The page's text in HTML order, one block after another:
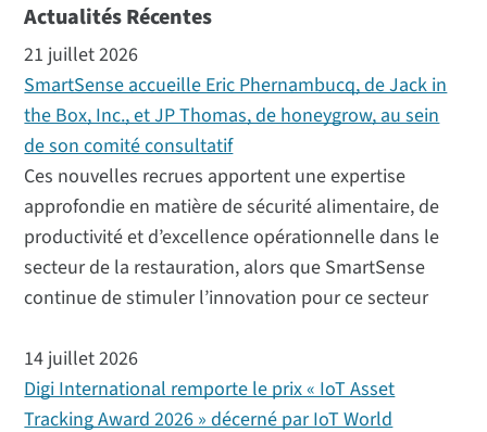
Actualités Récentes
21 juillet 2026
SmartSense accueille Eric Phernambucq, de Jack in
the Box, Inc., et JP Thomas, de honeygrow, au sein
de son comité consultatif
Ces nouvelles recrues apportent une expertise
approfondie en matière de sécurité alimentaire, de
productivité et d’excellence opérationnelle dans le
secteur de la restauration, alors que SmartSense
continue de stimuler l’innovation pour ce secteur
14 juillet 2026
Digi International remporte le prix « IoT Asset
Tracking Award 2026 » décerné par IoT World